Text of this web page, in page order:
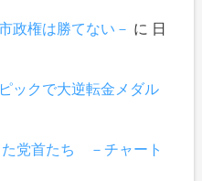
政権は勝てない－ に 日
ックで大逆転金メダル
党首たち －チャート